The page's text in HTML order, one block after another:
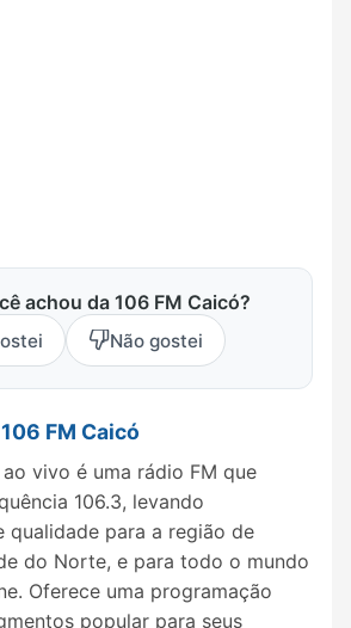
achou da 106 FM Caicó?
Não gostei
FM Caicó
vivo é uma rádio FM que
106.3, levando
qualidade para a região de
do Norte, e para todo o mundo
Oferece uma programação
popular para seus